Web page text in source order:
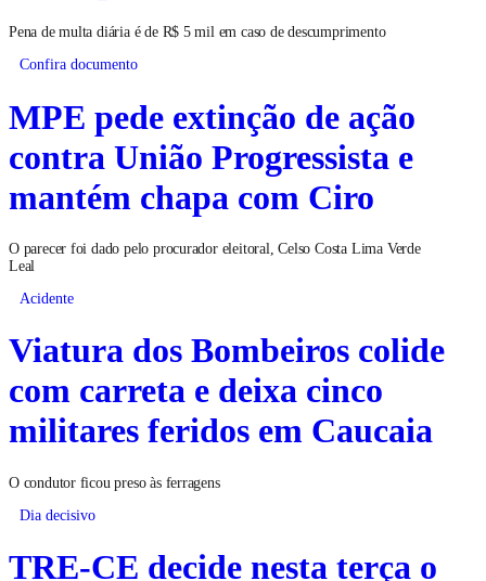
Pena de multa diária é de R$ 5 mil em caso de descumprimento
Confira documento
MPE pede extinção de ação
contra União Progressista e
mantém chapa com Ciro
O parecer foi dado pelo procurador eleitoral, Celso Costa Lima Verde
Leal
Acidente
Viatura dos Bombeiros colide
com carreta e deixa cinco
militares feridos em Caucaia
O condutor ficou preso às ferragens
Dia decisivo
TRE-CE decide nesta terça o